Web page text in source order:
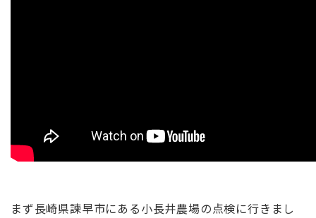
まず長崎県諫早市にある小長井農場の点検に行きまし